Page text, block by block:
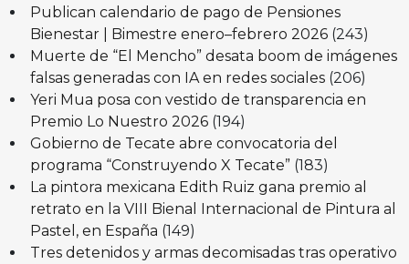
Publican calendario de pago de Pensiones
Bienestar | Bimestre enero–febrero 2026 (243)
Muerte de “El Mencho” desata boom de imágenes
falsas generadas con IA en redes sociales (206)
Yeri Mua posa con vestido de transparencia en
Premio Lo Nuestro 2026 (194)
Gobierno de Tecate abre convocatoria del
programa “Construyendo X Tecate” (183)
La pintora mexicana Edith Ruiz gana premio al
retrato en la VIII Bienal Internacional de Pintura al
Pastel, en España (149)
Tres detenidos y armas decomisadas tras operativo